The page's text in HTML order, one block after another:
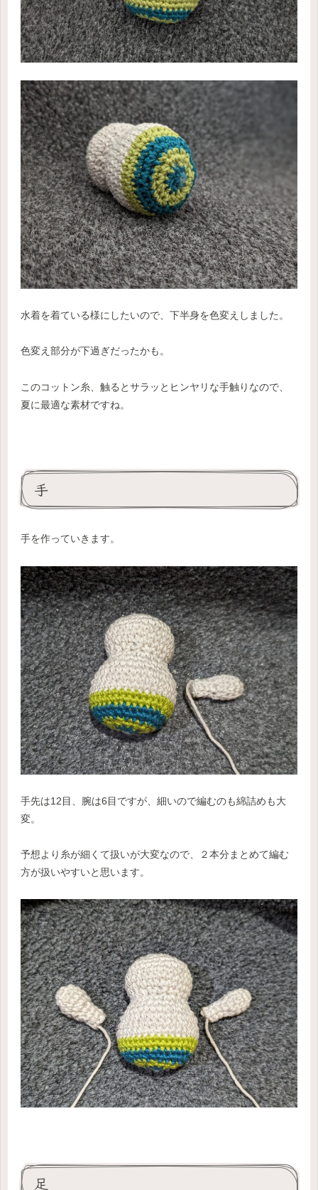
水着を着ている様にしたいので、下半身を色変えしました。
色変え部分が下過ぎだったかも。
このコットン糸、触るとサラッとヒンヤリな手触りなので、
夏に最適な素材ですね。
手
手を作っていきます。
手先は12目、腕は6目ですが、細いので編むのも綿詰めも大
変。
予想より糸が細くて扱いが大変なので、２本分まとめて編む
方が扱いやすいと思います。
足